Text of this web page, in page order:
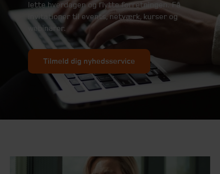
lette hverdagen og flytte forretningen. Få
invitationer til events, netværk, kurser og
webinarer.
Tilmeld dig nyhedsservice